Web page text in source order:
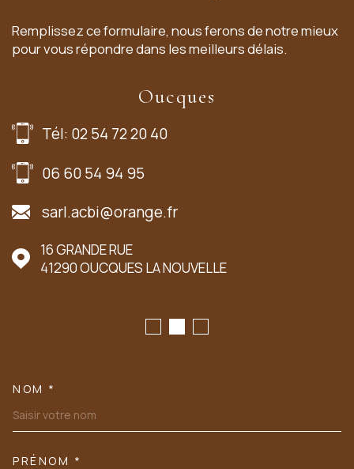
Remplissez ce formulaire, nous ferons de notre mieux
pour vous répondre dans les meilleurs délais.
Oucques
Tél: 02 54 72 20 40
06 60 54 94 95
sarl.acbi@orange.fr
16 GRANDE RUE
41290 OUCQUES LA NOUVELLE
NOM *
PRÉNOM *